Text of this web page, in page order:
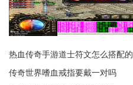
热血传奇手游道士符文怎么搭配的
传奇世界嗜血戒指要戴一对吗